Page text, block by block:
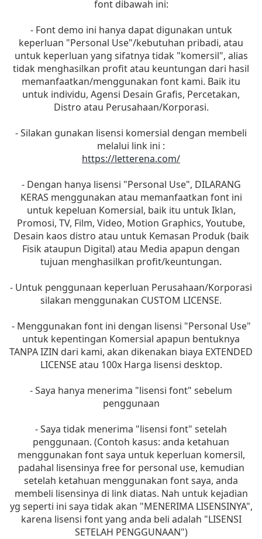
font dibawah ini:
- Font demo ini hanya dapat digunakan untuk
keperluan "Personal Use"/kebutuhan pribadi, atau
untuk keperluan yang sifatnya tidak "komersil", alias
tidak menghasilkan profit atau keuntungan dari hasil
memanfaatkan/menggunakan font kami. Baik itu
untuk individu, Agensi Desain Grafis, Percetakan,
Distro atau Perusahaan/Korporasi.
- Silakan gunakan lisensi komersial dengan membeli
melalui link ini :
https://letterena.com/
- Dengan hanya lisensi "Personal Use", DILARANG
KERAS menggunakan atau memanfaatkan font ini
untuk kepeluan Komersial, baik itu untuk Iklan,
Promosi, TV, Film, Video, Motion Graphics, Youtube,
Desain kaos distro atau untuk Kemasan Produk (baik
Fisik ataupun Digital) atau Media apapun dengan
tujuan menghasilkan profit/keuntungan.
- Untuk penggunaan keperluan Perusahaan/Korporasi
silakan menggunakan CUSTOM LICENSE.
- Menggunakan font ini dengan lisensi "Personal Use"
untuk kepentingan Komersial apapun bentuknya
TANPA IZIN dari kami, akan dikenakan biaya EXTENDED
LICENSE atau 100x Harga lisensi desktop.
- Saya hanya menerima "lisensi font" sebelum
penggunaan
- Saya tidak menerima "lisensi font" setelah
penggunaan. (Contoh kasus: anda ketahuan
menggunakan font saya untuk keperluan komersil,
padahal lisensinya free for personal use, kemudian
setelah ketahuan menggunakan font saya, anda
membeli lisensinya di link diatas. Nah untuk kejadian
yg seperti ini saya tidak akan "MENERIMA LISENSINYA",
karena lisensi font yang anda beli adalah "LISENSI
SETELAH PENGGUNAAN")